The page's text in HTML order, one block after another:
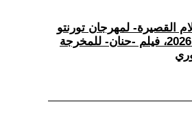
القصيرة- لمهرجان تورنتو
السينمائي الدولي لعام 2026، فيلم -حنان- للمخرجة